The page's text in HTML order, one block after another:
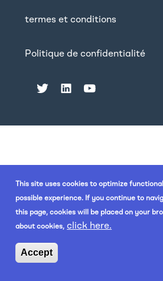
termes et conditions
Politique de confidentialité
This site uses cookies to optimize
possible experience. If you continue to
this page, cookies will be placed on your
about cookies, click here.
Accept